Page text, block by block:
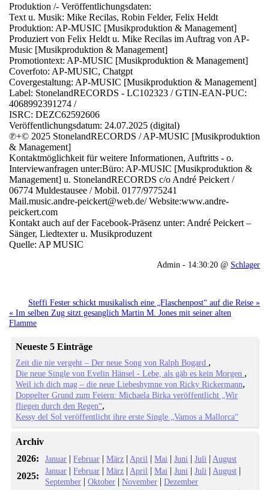
Produktion /- Veröffentlichungsdaten:
Text u. Musik: Mike Recilas, Robin Felder, Felix Heldt
Produktion: AP-MUSIC [Musikproduktion & Management]
Produziert von Felix Heldt u. Mike Recilas im Auftrag von AP-
Music [Musikproduktion & Management]
Promotiontext: AP-MUSIC [Musikproduktion & Management]
Coverfoto: AP-MUSIC, Chatgpt
Covergestaltung: AP-MUSIC [Musikproduktion & Management]
Label: StonelandRECORDS - LC102323 / GTIN-EAN-PUC:
4068992391274 /
ISRC: DEZC62592606
Veröffentlichungsdatum: 24.07.2025 (digital)
℗+© 2025 StonelandRECORDS / AP-MUSIC [Musikproduktion
& Management]
Kontaktmöglichkeit für weitere Informationen, Auftritts - o.
Interviewanfragen unter:Büro: AP-MUSIC [Musikproduktion &
Management] u. StonelandRECORDS c/o André Peickert /
06774 Muldestausee / Mobil. 0177/9775241
Mail.music.andre-peickert@web.de/ Website:www.andre-
peickert.com
Kontakt auch auf der Facebook-Präsenz unter: André Peickert –
Sänger, Liedtexter u. Musikproduzent
Quelle: AP MUSIC
Admin - 14:30:20 @ Schlager
Steffi Fester schickt musikalisch eine „Flaschenpost“ auf die Reise »
« Im selben Zug sitzt gesanglich Martin M. Jones mit seiner alten
Flamme
Neueste 5 Einträge
Zeit die nie vergeht – Der neue Song von Ralph Bogard
Die neue Single von Evelin Hänsel - Lebe, als gäb es kein Morgen
Weil ich dich mag – die neue Liebeshymne von Ricky Rickermann
Doppelter Grund zum Feiern: Michaela Birka veröffentlicht „Wir
fliegen durch den Regen“
Kessy del Sol veröffentlicht ihre erste Single „Vamos a Mallorca“
Archiv
2026:
Januar |Februar |März | April |Mai |Juni |Juli | August
2025: Januar |Februar |März | April |Mai |Juni |Juli | August |
September |Oktober |November |Dezember